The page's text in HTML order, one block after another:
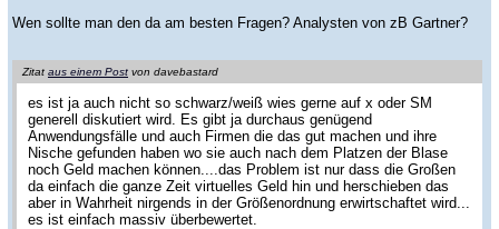
Wen sollte man den da am besten Fragen? Analysten von zB Gartner?
Zitat aus einem Post von davebastard
es ist ja auch nicht so schwarz/weiß wies gerne auf x oder SM
generell diskutiert wird. Es gibt ja durchaus genügend
Anwendungsfälle und auch Firmen die das gut machen und ihre
Nische gefunden haben wo sie auch nach dem Platzen der Blase
noch Geld machen können....das Problem ist nur dass die Großen
da einfach die ganze Zeit virtuelles Geld hin und herschieben das
aber in Wahrheit nirgends in der Größenordnung erwirtschaftet wird...
es ist einfach massiv überbewertet.